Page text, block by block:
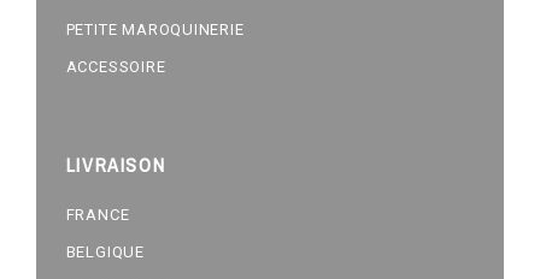
PETITE MAROQUINERIE
ACCESSOIRE
LIVRAISON
FRANCE
BELGIQUE